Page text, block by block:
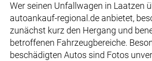
Wer seinen Unfallwagen in Laatzen
autoankauf-regional.de anbietet,
zunächst kurz den Hergang und
betroffenen Fahrzeugbereiche.
beschädigten Autos sind Fotos